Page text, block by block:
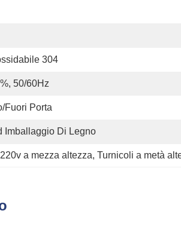
304
50/60Hz
fuori Porta
Imballaggio Di Legno
a mezza altezza, Turnicoli a metà